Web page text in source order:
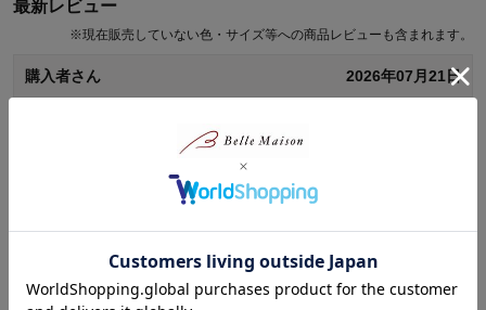
最新レビュー
※現在販売していない色・サイズ等への商品レビューも含まれます。
購入者さん 2026年07月21日
ご意見・ご感想の投稿はありません
0人が参考になりました 参考になった
品質
デザイン
続きを読む